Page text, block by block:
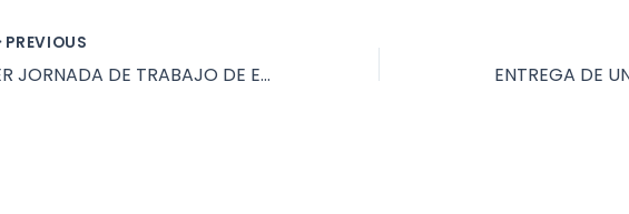
PREVIOUS
1ER JORNADA DE TRABAJO DE EMPRESAS PÚBLICA ENTREGA DE